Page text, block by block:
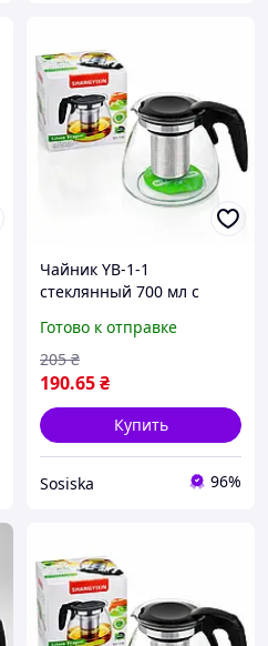
Чайник YB-1-1
стеклянный 700 мл с
металлическим фильтром
Готово к отправке
190.65₴
205 ₴
Купить
Sosiska 96%